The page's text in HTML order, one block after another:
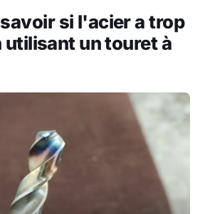
si l'acier a trop
utilisant un touret à